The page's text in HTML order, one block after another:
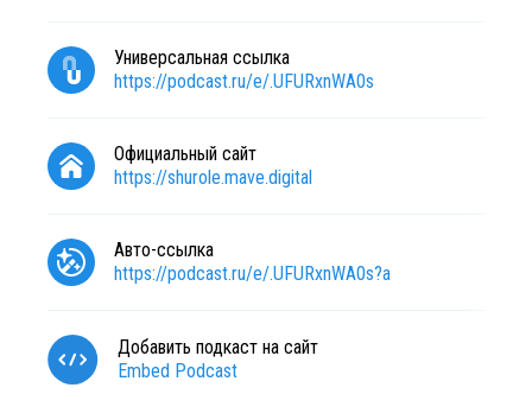
Универсальная ссылка
https://podcast.ru/e/.UFURxnWA0s
Официальный сайт
https://shurole.mave.digital
Авто-ссылка
https://podcast.ru/e/.UFURxnWA0s?a
Добавить подкаст на сайт
Embed Podcast